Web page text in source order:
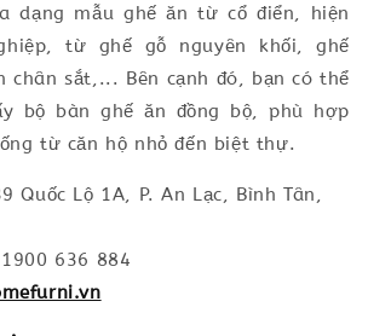
dạng mẫu ghế ăn từ cổ điển, hiện
từ ghế gỗ nguyên khối, ghế
chân sắt,... Bên cạnh đó, bạn có thể
bộ bàn ghế ăn đồng bộ, phù hợp
từ căn hộ nhỏ đến biệt thự.
Quốc Lộ 1A, P. An Lạc, Bình Tân,
636 884